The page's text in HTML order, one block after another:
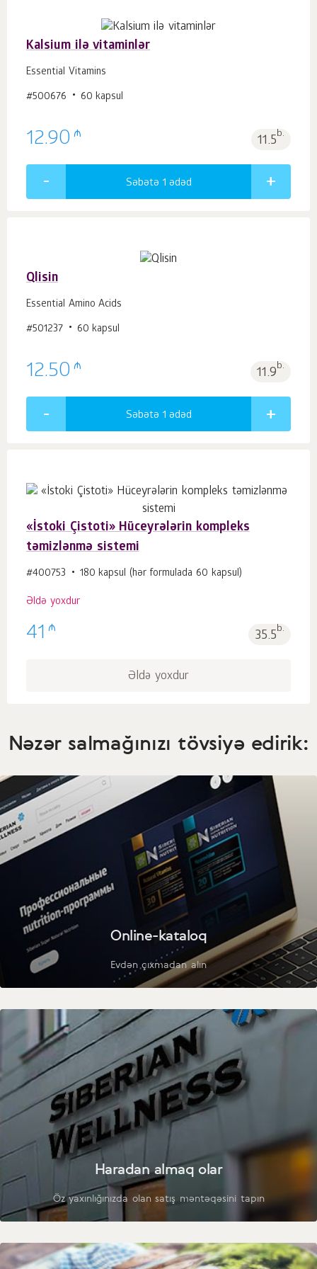
Kalsium ilə vitaminlər
Essential Vitamins
#500676 60 kapsul
12.90 ₼ 11.5b.
Səbətə 1 ədəd
Qlisin
Essential Amino Acids
#501237 60 kapsul
12.50 ₼ 11.9b.
Səbətə 1 ədəd
«İstoki Çistoti» Hüceyrələrin kompleks
təmizlənmə sistemi
#400753 180 kapsul (hər formulada 60 kapsul)
Əldə yoxdur
41 ₼ 35.5b.
Əldə yoxdur
Nəzər salmağınızı tövsiyə edirik:
Online-kataloq
Evdən çıxmadan alın
Haradan almaq olar
Öz yaxınlığınızda olan satış məntəqəsini tapın